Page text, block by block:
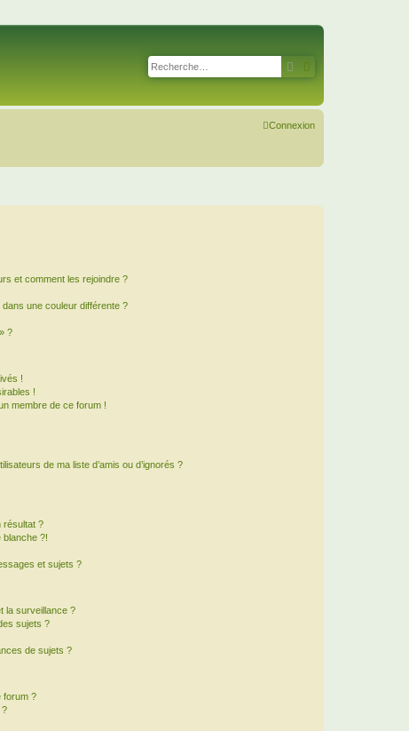
Rechercher
Connexion
et comment les rejoindre ?
une couleur différente ?
?
!
!
membre de ce forum !
de ma liste d’amis ou d’ignorés ?
résultat ?
blanche ?!
et sujets ?
la surveillance ?
sujets ?
de sujets ?
forum ?
?